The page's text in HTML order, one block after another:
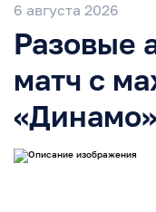
6 августа 2026
Разовые
матч с
«Динамо»